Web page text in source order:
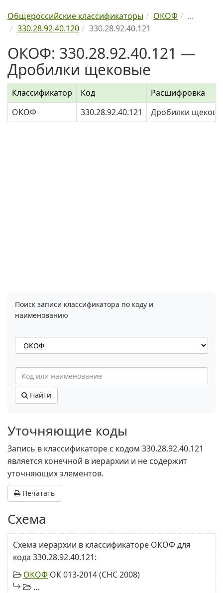
Общероссийские классификаторы ОКОФ
...
330.28.92.40.120
330.28.92.40.121
ОКОФ: 330.28.92.40.121 —
Дробилки щековые
Классификатор Код
Расшифровка
ОКОФ
330.28.92.40.121 Дробилки
Поиск записи классификатора по коду и
наименованию
Найти
Уточняющие коды
Запись в классификаторе с кодом 330.28.92.40.121
является конечной в иерархии и не содержит
уточняющих элементов.
Печатать
Схема
Схема иерархии в классификаторе ОКОФ для
кода 330.28.92.40.121:
ОКОФ ОК 013-2014 (СНС 2008)
...